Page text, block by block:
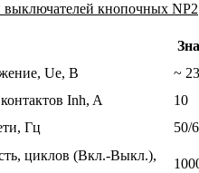
выключателей кнопочных NP2
Uе, В
~
Inh, A
10
Гц
50/
циклов (Вкл.-Выкл.),